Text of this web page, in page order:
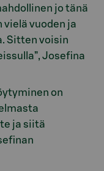
jo tänä
vielä vuoden ja
Sitten voisin
Josefina
on
ja siitä